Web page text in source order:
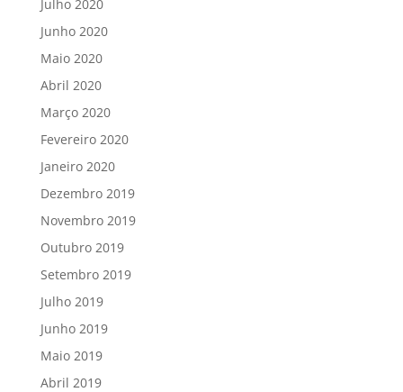
Julho 2020
Junho 2020
Maio 2020
Abril 2020
Março 2020
Fevereiro 2020
Janeiro 2020
Dezembro 2019
Novembro 2019
Outubro 2019
Setembro 2019
Julho 2019
Junho 2019
Maio 2019
Abril 2019